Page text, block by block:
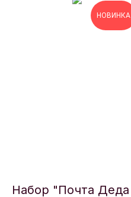
НОВИНКА
Набор "Почта Деда